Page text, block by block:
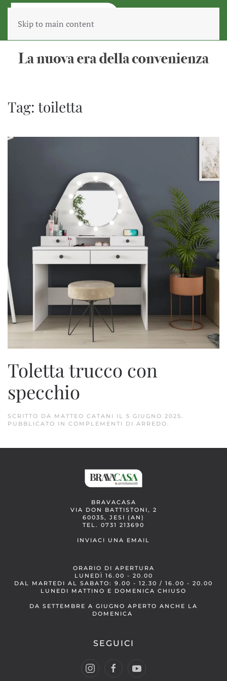
Skip to main content
Tag: toiletta
Toletta trucco con
specchio
SCRITTO DA MATTEO CATANI IL 5 GIUGNO 2025.
PUBBLICATO IN COMPLEMENTI DI ARREDO.
BRAVACASA
VIA DON BATTISTONI, 2
60035, JESI (AN)
TEL. 0731 213690
INVIACI UNA EMAIL
ORARIO DI APERTURA
LUNEDÌ 16.00 - 20.00
DAL MARTEDI AL SABATO: 9.00 - 12.30 / 16.00 - 20.00
LUNEDI MATTINO E DOMENICA CHIUSO
DA SETTEMBRE A GIUGNO APERTO ANCHE LA
DOMENICA
SEGUICI